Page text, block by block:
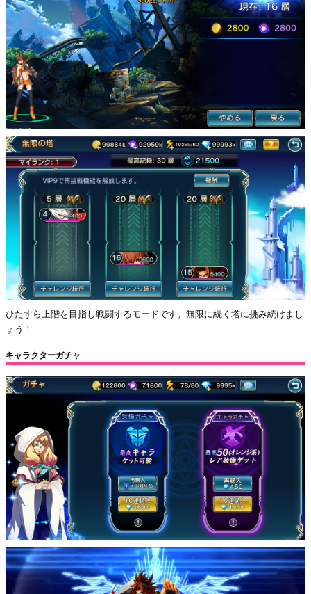
ひたすら上階を目指し戦闘するモードです。無限に続く塔に挑み続けまし
ょう！
キャラクターガチャ